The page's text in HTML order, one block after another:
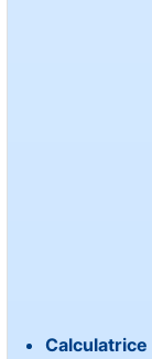
Calculatrice